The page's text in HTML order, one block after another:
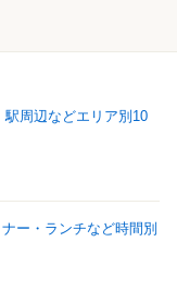
周辺などエリア別10
ー・ランチなど時間別